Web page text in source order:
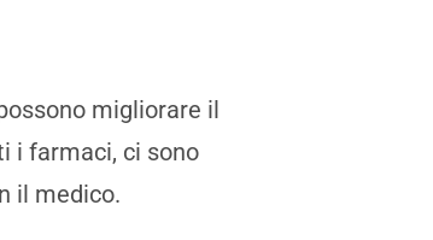
migliorare il
i farmaci, ci sono
il medico.